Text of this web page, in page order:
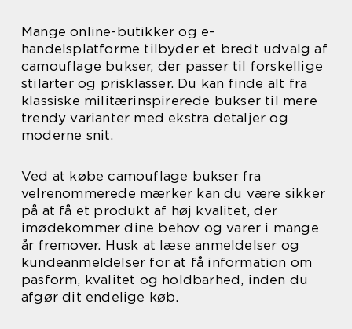
Mange online-butikker og e-
handelsplatforme tilbyder et bredt udvalg af
camouflage bukser, der passer til forskellige
stilarter og prisklasser. Du kan finde alt fra
klassiske militærinspirerede bukser til mere
trendy varianter med ekstra detaljer og
moderne snit.
Ved at købe camouflage bukser fra
velrenommerede mærker kan du være sikker
på at få et produkt af høj kvalitet, der
imødekommer dine behov og varer i mange
år fremover. Husk at læse anmeldelser og
kundeanmeldelser for at få information om
pasform, kvalitet og holdbarhed, inden du
afgør dit endelige køb.